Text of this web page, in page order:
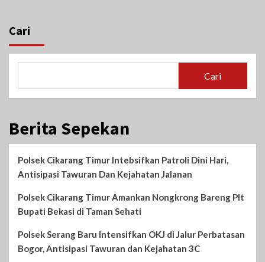
Cari
Cari
Berita Sepekan
Polsek Cikarang Timur Intebsifkan Patroli Dini Hari,
Antisipasi Tawuran Dan Kejahatan Jalanan
Polsek Cikarang Timur Amankan Nongkrong Bareng Plt
Bupati Bekasi di Taman Sehati‎
Polsek Serang Baru Intensifkan OKJ di Jalur Perbatasan
Bogor, Antisipasi Tawuran dan Kejahatan 3C